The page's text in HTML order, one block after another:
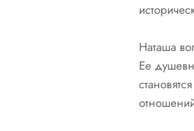
Наташа
Ее